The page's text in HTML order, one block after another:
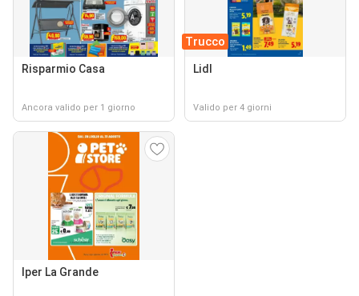
Risparmio Casa
Ancora valido per 1 giorno
Trucco
Lidl
Valido per 4 giorni
Iper La Grande